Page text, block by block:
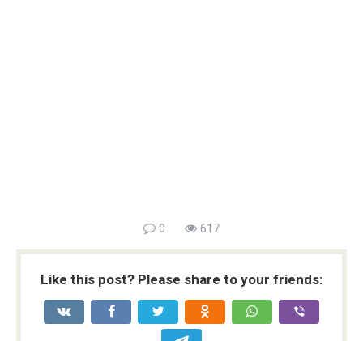
0 617
Like this post? Please share to your friends: